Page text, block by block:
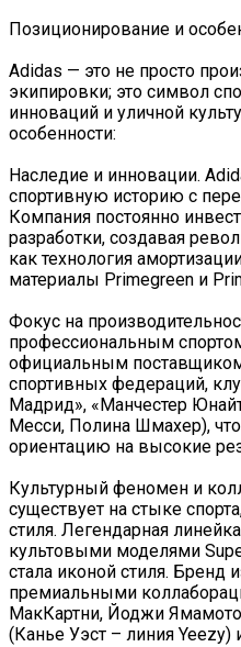
Позиционирование и
Adidas — это не просто
экипировки; это символ
инноваций и уличной
особенности:
Наследие и инновации.
спортивную историю с
Компания постоянно
разработки, создавая
как технология
материалы Primegreen и
Фокус на
профессиональным
официальным
спортивных федераций,
Мадрид», «Манчестер
Месси, Полина Шмахер),
ориентацию на высокие
Культурный феномен и
существует на стыке
стиля. Легендарная
культовыми моделями
стала иконой стиля. Бренд
премиальными
МакКартни, Йоджи
(Канье Уэст – линия